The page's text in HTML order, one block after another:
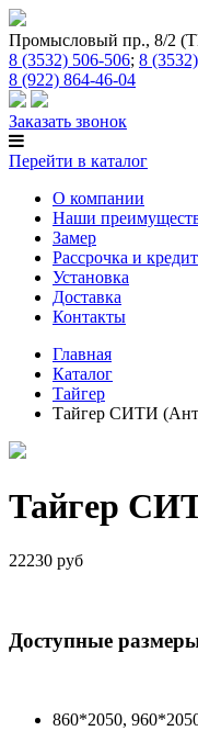
Промысловый пр., 8/2
8 (3532) 506-506; 8
8 (922) 864-46-04
Заказать звонок
Перейти в каталог
О компании
Наши
Замер
Рассрочка и кредит
Установка
Доставка
Контакты
Главная
Каталог
Тайгер
Тайгер СИТИ
Тайгер
22230 руб
Доступные
860*2050,